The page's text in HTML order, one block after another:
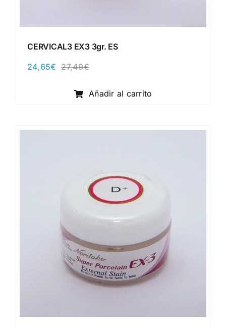
CERVICAL3 EX3 3gr. ES
27,49€El
original
era:
24,65€
El
actual
es:
Añadir al carrito